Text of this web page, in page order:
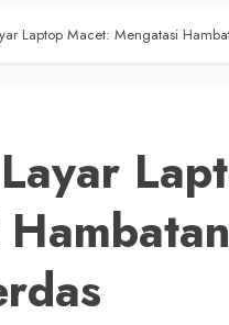
Laptop Macet: Mengatasi